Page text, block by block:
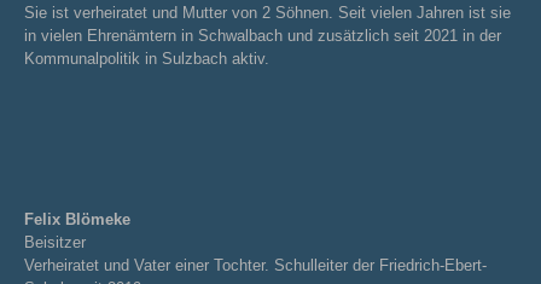
Sie ist verheiratet und Mutter von 2 Söhnen. Seit vielen Jahren ist sie
in vielen Ehrenämtern in Schwalbach und zusätzlich seit 2021 in der
Kommunalpolitik in Sulzbach aktiv.
Felix Blömeke
Beisitzer
Verheiratet und Vater einer Tochter. Schulleiter der Friedrich-Ebert-